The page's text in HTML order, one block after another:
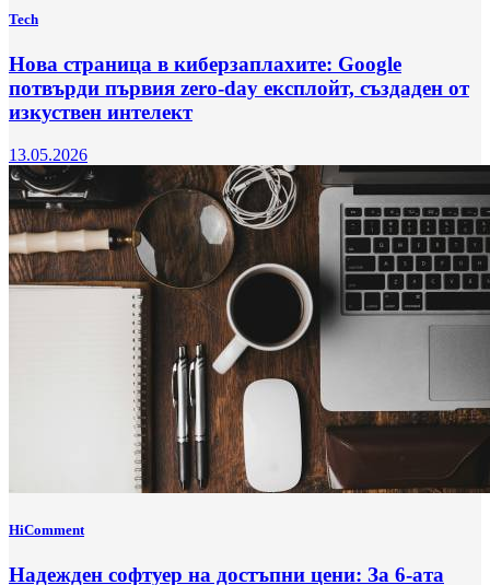
Tech
Нова страница в киберзаплахите: Google
потвърди първия zero-day експлойт, създаден от
изкуствен интелект
13.05.2026
HiComment
Надежден софтуер на достъпни цени: За 6-ата